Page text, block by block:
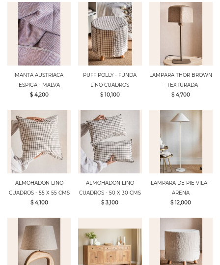
MANTA AUSTRIACA
ESPIGA - MALVA
$ 4,200
PUFF POLLY - FUNDA
LINO CUADROS
$ 10,100
LAMPARA THOR BROWN
- TEXTURADA
$ 4,700
ALMOHADON LINO
CUADROS - 55 X 55 CMS
$ 4,100
ALMOHADON LINO
CUADROS - 50 X 30 CMS
$ 3,100
LAMPARA DE PIE VILA -
ARENA
$ 12,000